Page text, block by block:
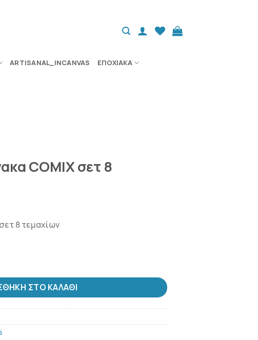
ARTISANAL_INCANVAS ΕΠΟΧΙΑΚΆ
COMIX σετ 8
8 τεμαχίων
8 τεμαχίων ποσότητα
ΣΤΟ ΚΑΛΆΘΙ